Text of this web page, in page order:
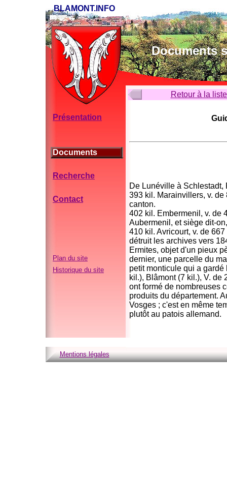
BLAMONT.INFO
Documents
Présentation
Documents
Recherche
Contact
Plan du site
Historique du site
Retour à la
De Lunéville à Schlestadt,
393 kil. Marainvillers, v.
canton.
402 kil. Embermenil, v. de
Aubermenil, et siège dit-
410 kil. Avricourt, v. de
détruit les archives vers
Ermites, objet d'un pieux
dernier, une parcelle du
petit monticule qui a
kil.), Blâmont (7 kil.), V.
ont formé de nombreuses
produits du département.
Vosges ; c'est en même
plutôt au patois allemand.
Mentions légales